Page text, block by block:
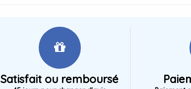
Satisfait ou remboursé